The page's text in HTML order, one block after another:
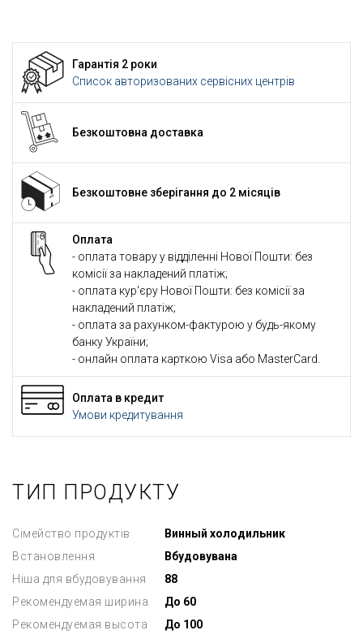
Гарантія 2 роки
Список авторизованих сервісних центрів
Безкоштовна доставка
Безкоштовне зберігання до 2 місяців
Оплата
- оплата товару у відділенні Нової Пошти: без
комісії за накладений платіж;
- оплата кур'єру Нової Пошти: без комісії за
накладений платіж;
- оплата за рахунком-фактурою у будь-якому
банку України;
- онлайн оплата карткою Visa або MasterCard.
Оплата в кредит
Умови кредитування
ТИП ПРОДУКТУ
Сімейство продуктів
Винный холодильник
Встановлення
Вбудовувана
Ніша для вбудовування
88
Рекомендуемая ширина
До 60
Рекомендуемая высота
До 100